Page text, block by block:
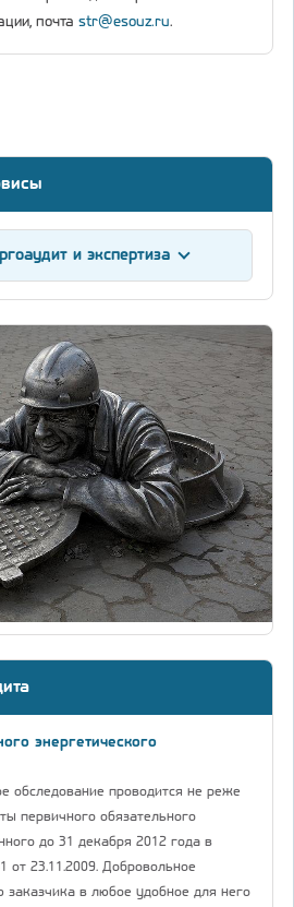
почта str@esouz.ru.
и экспертиза
энергетического
обследование проводится не реже
первичного обязательного
до 31 декабря 2012 года в
от 23.11.2009. Добровольное
заказчика в любое удобное для него